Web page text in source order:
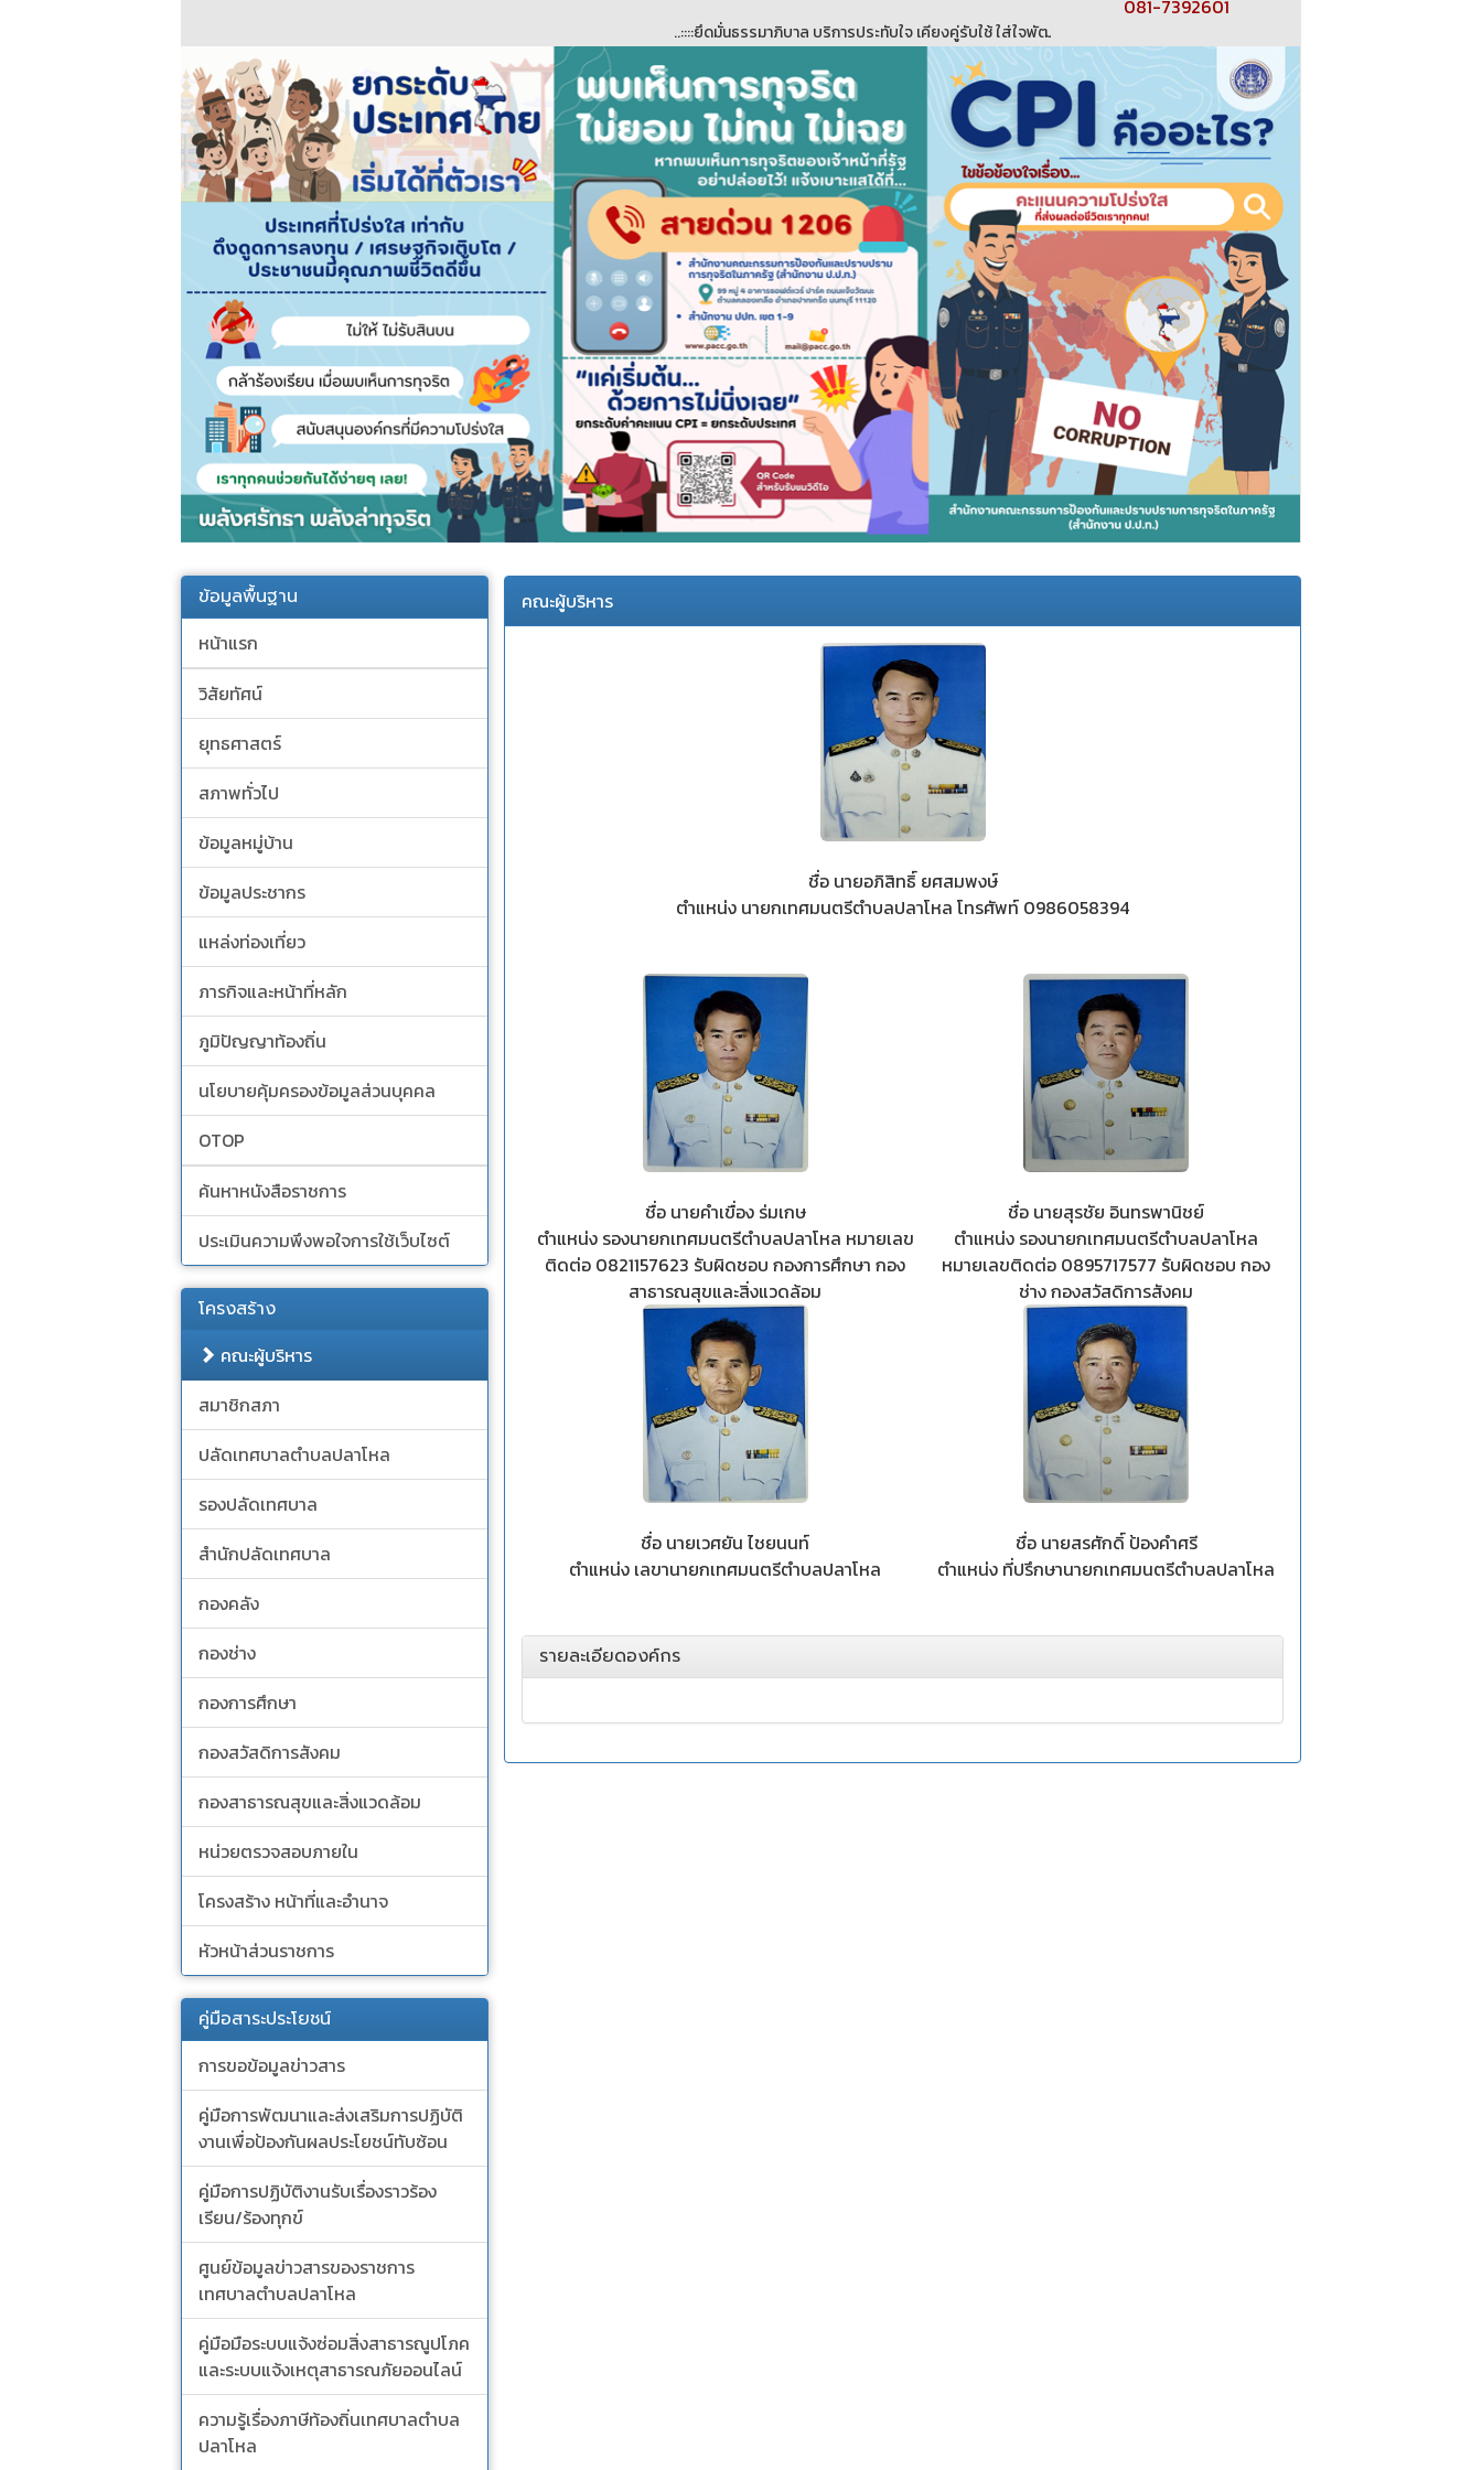
081-7392601
..::::ยึดมั่นธรรมาภิบาล บริการประทับใจ เคียงคู่รับใช้ ใส่ใจพัฒนา:::...
ข้อมูลพื้นฐาน
หน้าแรก
วิสัยทัศน์
ยุทธศาสตร์
สภาพทั่วไป
ข้อมูลหมู่บ้าน
ข้อมูลประชากร
แหล่งท่องเที่ยว
ภารกิจและหน้าที่หลัก
ภูมิปัญญาท้องถิ่น
นโยบายคุ้มครองข้อมูลส่วนบุคคล
OTOP
ค้นหาหนังสือราชการ
ประเมินความพึงพอใจการใช้เว็บไซต์
โครงสร้าง
คณะผู้บริหาร
สมาชิกสภา
ปลัดเทศบาลตำบลปลาโหล
รองปลัดเทศบาล
สำนักปลัดเทศบาล
กองคลัง
กองช่าง
กองการศึกษา
กองสวัสดิการสังคม
กองสาธารณสุขและสิ่งแวดล้อม
หน่วยตรวจสอบภายใน
โครงสร้าง หน้าที่และอำนาจ
หัวหน้าส่วนราชการ
คู่มือสาระประโยชน์
การขอข้อมูลข่าวสาร
คู่มือการพัฒนาและส่งเสริมการปฏิบัติ
งานเพื่อป้องกันผลประโยชน์ทับซ้อน
คู่มือการปฏิบัติงานรับเรื่องราวร้อง
เรียน/ร้องทุกข์
ศูนย์ข้อมูลข่าวสารของราชการ
เทศบาลตำบลปลาโหล
คู่มือมือระบบแจ้งซ่อมสิ่งสาธารณูปโภค
และระบบแจ้งเหตุสาธารณภัยออนไลน์
ความรู้เรื่องภาษีท้องถิ่นเทศบาลตำบล
ปลาโหล
คณะผู้บริหาร
ชื่อ นายอภิสิทธิ์ ยศสมพงษ์
ตำแหน่ง นายกเทศมนตรีตำบลปลาโหล โทรศัพท์ 0986058394
ชื่อ นายคำเขื่อง ร่มเกษ
ตำแหน่ง รองนายกเทศมนตรีตำบลปลาโหล หมายเลข
ติดต่อ 0821157623 รับผิดชอบ กองการศึกษา กอง
สาธารณสุขและสิ่งแวดล้อม
ชื่อ นายสุรชัย อินทรพานิชย์
ตำแหน่ง รองนายกเทศมนตรีตำบลปลาโหล
หมายเลขติดต่อ 0895717577 รับผิดชอบ กอง
ช่าง กองสวัสดิการสังคม
ชื่อ นายเวศยัน ไชยนนท์
ตำแหน่ง เลขานายกเทศมนตรีตำบลปลาโหล
ชื่อ นายสรศักดิ์ ป้องคำศรี
ตำแหน่ง ที่ปรึกษานายกเทศมนตรีตำบลปลาโหล
รายละเอียดองค์กร